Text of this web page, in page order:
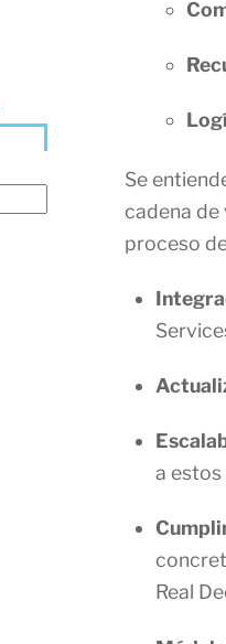
Se
cadena de
proceso
a
Real